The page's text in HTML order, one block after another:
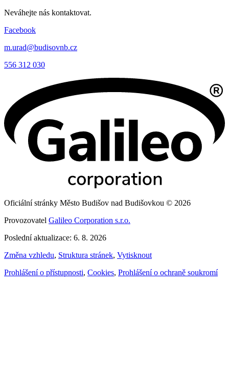
Neváhejte nás kontaktovat.
Facebook
m.urad@budisovnb.cz
556 312 030
Oficiální stránky Město Budišov nad Budišovkou © 2026
Provozovatel Galileo Corporation s.r.o.
Poslední aktualizace: 6. 8. 2026
Změna vzhledu, Struktura stránek, Vytisknout
Prohlášení o přístupnosti, Cookies, Prohlášení o ochraně soukromí